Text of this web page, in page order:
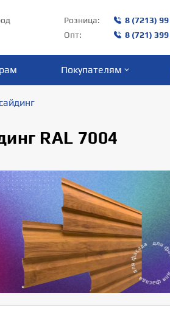
Розница: 8 (7213)
Опт:
8 (721)
Покупателям
RAL 7004